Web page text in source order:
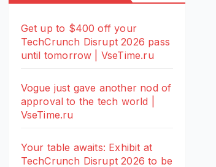
Get up to $400 off your
TechCrunch Disrupt 2026 pass
until tomorrow | VseTime.ru
Vogue just gave another nod of
approval to the tech world |
VseTime.ru
Your table awaits: Exhibit at
TechCrunch Disrupt 2026 to be